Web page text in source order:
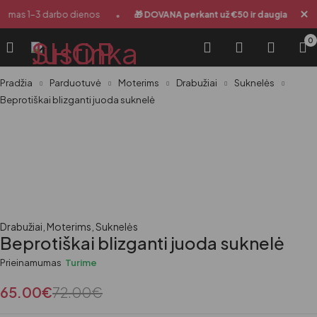
1-3 darbo dienos 🎁 DOVANA perkant už €50 ir daugiau •
0
Pradžia Parduotuvė Moterims Drabužiai
Suknelės
Beprotiškai blizganti juoda suknelė
Drabužiai Moterims Suknelės
Beprotiškai blizganti juoda suknelė
Prieinamumas Turime
72.00€
65.00€